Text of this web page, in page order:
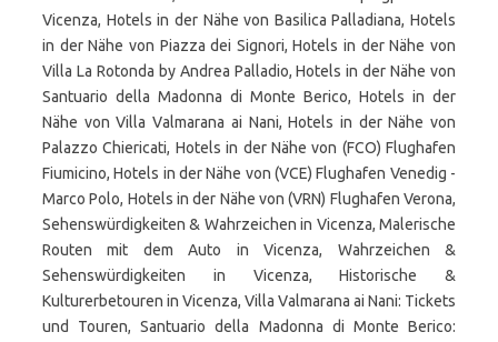
Vicenza, Hotels in der Nähe von Basilica Palladiana, Hotels
in der Nähe von Piazza dei Signori, Hotels in der Nähe von
Villa La Rotonda by Andrea Palladio, Hotels in der Nähe von
Santuario della Madonna di Monte Berico, Hotels in der
Nähe von Villa Valmarana ai Nani, Hotels in der Nähe von
Palazzo Chiericati, Hotels in der Nähe von (FCO) Flughafen
Fiumicino, Hotels in der Nähe von (VCE) Flughafen Venedig -
Marco Polo, Hotels in der Nähe von (VRN) Flughafen Verona,
Sehenswürdigkeiten & Wahrzeichen in Vicenza, Malerische
Routen mit dem Auto in Vicenza, Wahrzeichen &
Sehenswürdigkeiten in Vicenza, Historische &
Kulturerbetouren in Vicenza, Villa Valmarana ai Nani: Tickets
und Touren, Santuario della Madonna di Monte Berico: